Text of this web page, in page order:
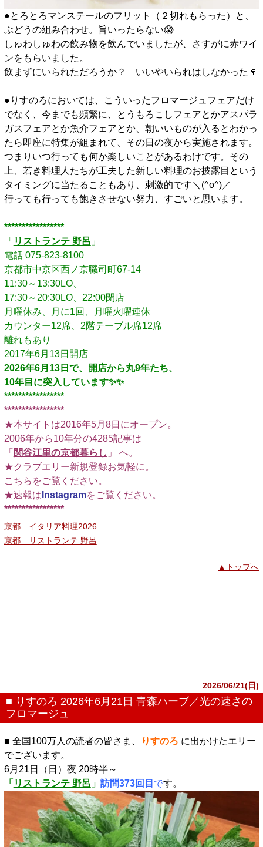
●とろとろマンステールのフリット（２切れもらった）と、
ぶどうの組み合わせ。旨いったらない😱
しゅわしゅわの飲み物を飲んでいましたが、さすがに赤ワイ
ンをもらいました。
飲まずにいられただろうか？ いいやいられはしなかった🍷
●りすのろにおいては、こういったフロマージュフェアだけ
でなく、今までも頻繁に、とうもろこしフェアとかアスパラ
ガスフェアとか魚介フェアとか、朝いいものが入るとわかっ
たら即座に特集が組まれて、その日の夜から実施されます。
つまりいつ行っても何か楽しいことがあるわけです。その
上、若き料理人たちが工夫した新しい料理のお披露目という
タイミングに当たることもあり、刺激的です＼(^o^)／
行っても行っても飽きさせない努力、すごいと思います。
*****************
「 リストランテ 野呂 」
電話 075-823-8100
京都市中京区西ノ京職司町67-14
11:30～13:30LO、
17:30～20:30LO、22:00閉店
月曜休み、月に1回、月曜火曜連休
カウンター12席、2階テーブル席12席
離れもあり
2017年6月13日開店
2026年6月13日で、開店から丸9年たち、
10年目に突入しています✨️✨️
*****************□
*****************
★本サイトは2016年5月8日にオープン。
2006年から10年分の4285記事は
「 関谷江里の京都暮らし 」 へ。
★クラブエリー新規登録お気軽に。
こちらをご覧ください。
★速報は Instagramをご覧ください。
*****************
京都 イタリア料理2026
京都 リストランテ 野呂
▲トップへ
2026/06/21(日)
■ りすのろ 2026年6月21日 青森ハーブ／光の速さの
フロマージュ
■ 全国100万人の読者の皆さま、 りすのろ に出かけたエリー
でございます。
6月21日（日）夜 20時半～
「 リストランテ 野呂 」 訪問373回目 です。